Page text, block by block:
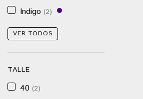
Indigo (2)
VER TODOS
TALLE
40 (2)